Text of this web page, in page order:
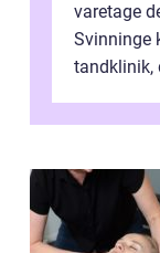
varetage
Svinninge
tandklinik,